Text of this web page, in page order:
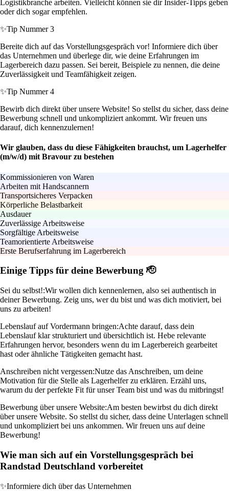
Logistikbranche arbeiten. Vielleicht können sie dir Insider-Tipps geben
oder dich sogar empfehlen.
✨Tip Nummer 3
Bereite dich auf das Vorstellungsgespräch vor! Informiere dich über
das Unternehmen und überlege dir, wie deine Erfahrungen im
Lagerbereich dazu passen. Sei bereit, Beispiele zu nennen, die deine
Zuverlässigkeit und Teamfähigkeit zeigen.
✨Tip Nummer 4
Bewirb dich direkt über unsere Website! So stellst du sicher, dass deine
Bewerbung schnell und unkompliziert ankommt. Wir freuen uns
darauf, dich kennenzulernen!
Wir glauben, dass du diese Fähigkeiten brauchst, um Lagerhelfer
(m/w/d) mit Bravour zu bestehen
Kommissionieren von Waren
Arbeiten mit Handscannern
Transportsicheres Verpacken
Körperliche Belastbarkeit
Ausdauer
Zuverlässige Arbeitsweise
Sorgfältige Arbeitsweise
Teamorientierte Arbeitsweise
Erste Berufserfahrung im Lagerbereich
Einige Tipps für deine Bewerbung 🫡
Sei du selbst!:Wir wollen dich kennenlernen, also sei authentisch in
deiner Bewerbung. Zeig uns, wer du bist und was dich motiviert, bei
uns zu arbeiten!
Lebenslauf auf Vordermann bringen:Achte darauf, dass dein
Lebenslauf klar strukturiert und übersichtlich ist. Hebe relevante
Erfahrungen hervor, besonders wenn du im Lagerbereich gearbeitet
hast oder ähnliche Tätigkeiten gemacht hast.
Anschreiben nicht vergessen:Nutze das Anschreiben, um deine
Motivation für die Stelle als Lagerhelfer zu erklären. Erzähl uns,
warum du der perfekte Fit für unser Team bist und was du mitbringst!
Bewerbung über unsere Website:Am besten bewirbst du dich direkt
über unsere Website. So stellst du sicher, dass deine Unterlagen schnell
und unkompliziert bei uns ankommen. Wir freuen uns auf deine
Bewerbung!
Wie man sich auf ein Vorstellungsgespräch bei
Randstad Deutschland vorbereitet
✨Informiere dich über das Unternehmen